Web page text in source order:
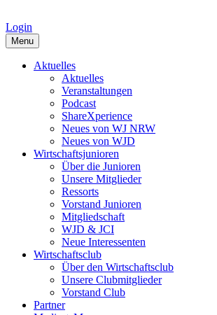
Login
Menu
Aktuelles
Aktuelles
Veranstaltungen
Podcast
ShareXperience
Neues von WJ NRW
Neues von WJD
Wirtschaftsjunioren
Über die Junioren
Unsere Mitglieder
Ressorts
Vorstand Junioren
Mitgliedschaft
WJD & JCI
Neue Interessenten
Wirtschaftsclub
Über den Wirtschaftsclub
Unsere Clubmitglieder
Vorstand Club
Partner